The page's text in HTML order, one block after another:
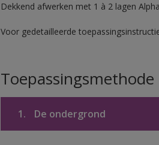
Dekkend afwerken met 1 à 2 lagen
Voor gedetailleerde
Toepassingsmethode
1. De ondergrond